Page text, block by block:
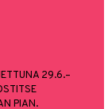
29.6.–
PIAN.